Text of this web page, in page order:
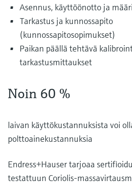
Asennus, käyttöönotto ja
Tarkastus ja kunnossapito
(kunnossapitosopimukset)
Paikan päällä tehtävä
tarkastusmittaukset
Noin 60 %
laivan käyttökustannuksista voi
polttoainekustannuksia
Endress+Hauser tarjoaa
testattuun Coriolis-